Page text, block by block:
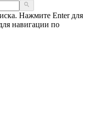
Нажмите Enter для
навигации по